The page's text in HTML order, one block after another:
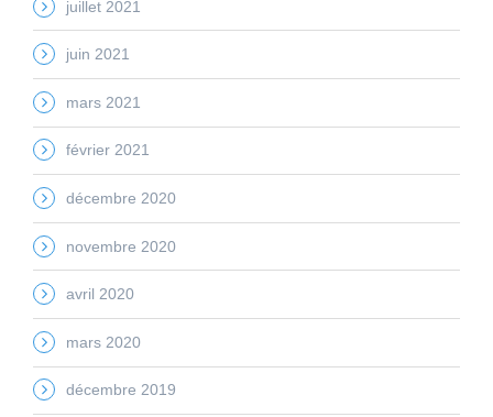
juillet 2021
juin 2021
mars 2021
février 2021
décembre 2020
novembre 2020
avril 2020
mars 2020
décembre 2019